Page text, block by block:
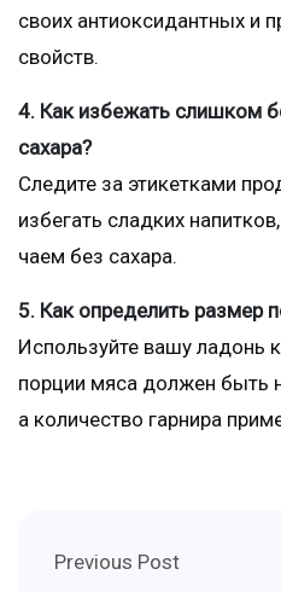
своих антиоксидантных и
свойств.
4. Как избежать слишком
сахара?
Следите за этикетками
избегать сладких
чаем без сахара.
5. Как определить размер
Используйте вашу ладонь
порции мяса должен быть
а количество гарнира
Previous Post